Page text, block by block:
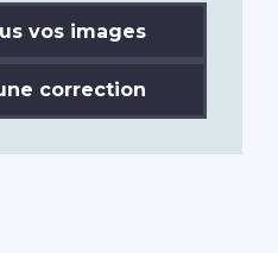
vos images
correction